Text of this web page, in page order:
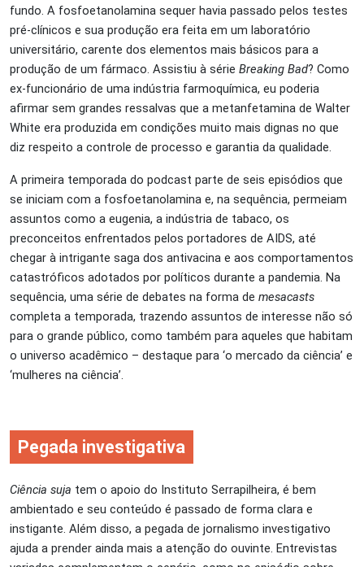
fundo. A fosfoetanolamina sequer havia passado pelos testes
pré-clínicos e sua produção era feita em um laboratório
universitário, carente dos elementos mais básicos para a
produção de um fármaco. Assistiu à série Breaking Bad? Como
ex-funcionário de uma indústria farmoquímica, eu poderia
afirmar sem grandes ressalvas que a metanfetamina de Walter
White era produzida em condições muito mais dignas no que
diz respeito a controle de processo e garantia da qualidade.
A primeira temporada do podcast parte de seis episódios que
se iniciam com a fosfoetanolamina e, na sequência, permeiam
assuntos como a eugenia, a indústria de tabaco, os
preconceitos enfrentados pelos portadores de AIDS, até
chegar à intrigante saga dos antivacina e aos comportamentos
catastróficos adotados por políticos durante a pandemia. Na
sequência, uma série de debates na forma de mesacasts
completa a temporada, trazendo assuntos de interesse não só
para o grande público, como também para aqueles que habitam
o universo acadêmico – destaque para ‘o mercado da ciência’ e
‘mulheres na ciência’.
Pegada investigativa
Ciência suja tem o apoio do Instituto Serrapilheira, é bem
ambientado e seu conteúdo é passado de forma clara e
instigante. Além disso, a pegada de jornalismo investigativo
ajuda a prender ainda mais a atenção do ouvinte. Entrevistas